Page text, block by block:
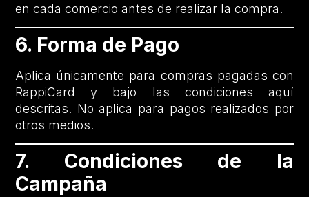
en cada comercio antes de realizar la compra.
6. Forma de Pago
Aplica únicamente para compras pagadas con
RappiCard y bajo las condiciones aquí
descritas. No aplica para pagos realizados por
otros medios.
7. Condiciones de la
Campaña